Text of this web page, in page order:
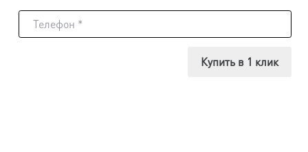
Николай
Купить в 1 клик